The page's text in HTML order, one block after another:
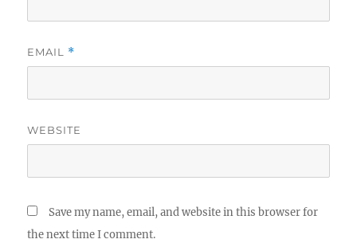
EMAIL *
WEBSITE
Save my name, email, and website in this browser for
the next time I comment.